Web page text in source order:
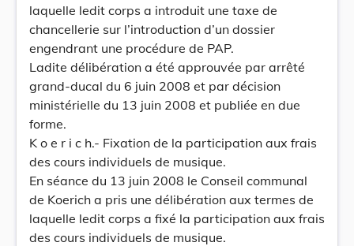
laquelle ledit corps a introduit une taxe de
chancellerie sur l’introduction d’un dossier
engendrant une procédure de PAP.
Ladite délibération a été approuvée par arrêté
grand-ducal du 6 juin 2008 et par décision
ministérielle du 13 juin 2008 et publiée en due
forme.
K o e r i c h.- Fixation de la participation aux frais
des cours individuels de musique.
En séance du 13 juin 2008 le Conseil communal
de Koerich a pris une délibération aux termes de
laquelle ledit corps a fixé la participation aux frais
des cours individuels de musique.